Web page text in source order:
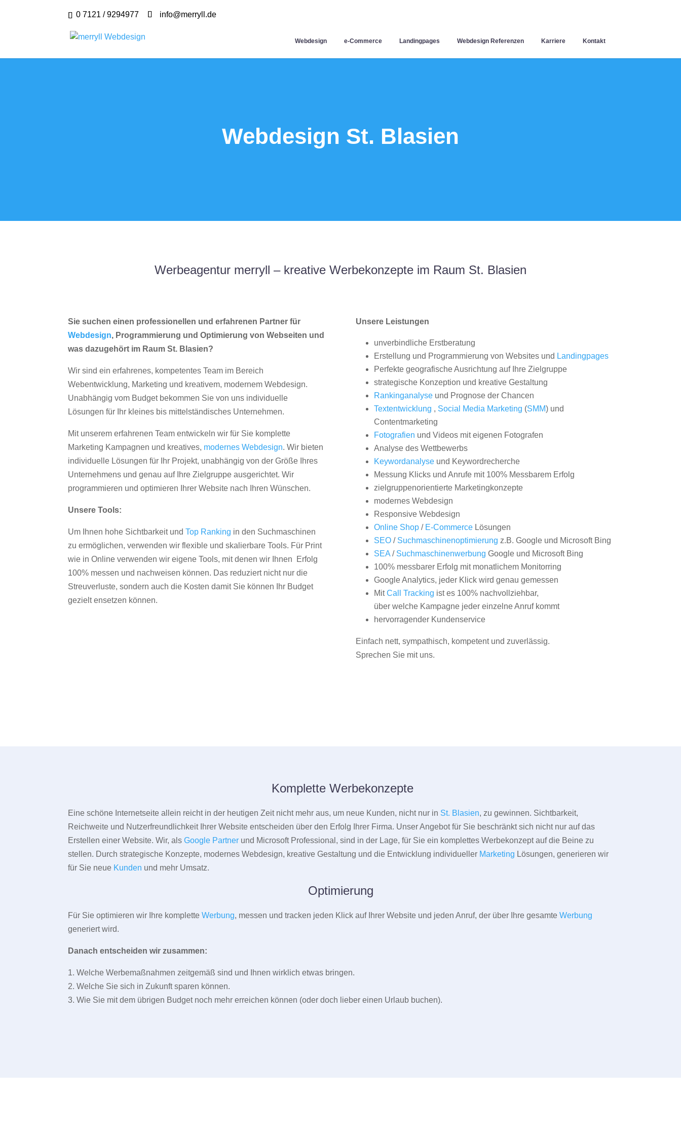
0 7121 / 9294977 info@merryll.de
Webdesign e-Commerce Landingpages Webdesign Referenzen Karriere Kontakt
Webdesign St. Blasien
Werbeagentur merryll – kreative Werbekonzepte im Raum St. Blasien
Sie suchen einen professionellen und erfahrenen Partner für
Webdesign, Programmierung und Optimierung von Webseiten und
was dazugehört im Raum St. Blasien?
Wir sind ein erfahrenes, kompetentes Team im Bereich
Webentwicklung, Marketing und kreativem, modernem Webdesign.
Unabhängig vom Budget bekommen Sie von uns individuelle
Lösungen für Ihr kleines bis mittelständisches Unternehmen.
Mit unserem erfahrenen Team entwickeln wir für Sie komplette
Marketing Kampagnen und kreatives, modernes Webdesign. Wir bieten
individuelle Lösungen für Ihr Projekt, unabhängig von der Größe Ihres
Unternehmens und genau auf Ihre Zielgruppe ausgerichtet. Wir
programmieren und optimieren Ihrer Website nach Ihren Wünschen.
Unsere Tools:
Um Ihnen hohe Sichtbarkeit undTop Ranking in den Suchmaschinen
zu ermöglichen, verwenden wir flexible und skalierbare Tools. Für Print
wie in Online verwenden wir eigene Tools, mit denen wir Ihnen Erfolg
100% messen und nachweisen können. Das reduziert nicht nur die
Streuverluste, sondern auch die Kosten damit Sie können Ihr Budget
gezielt ensetzen können.
Unsere Leistungen
unverbindliche Erstberatung
Erstellung und Programmierung von Websites und Landingpages
Perfekte geografische Ausrichtung auf Ihre Zielgruppe
strategische Konzeption und kreative Gestaltung
Rankinganalyseund Prognose der Chancen
Textentwicklung , Social Media Marketing (SMM) und
Contentmarketing
Fotografien und Videos mit eigenen Fotografen
Analyse des Wettbewerbs
Keywordanalyseund Keywordrecherche
Messung Klicks und Anrufe mit 100% Messbarem Erfolg
zielgruppenorientierte Marketingkonzepte
modernes Webdesign
Responsive Webdesign
Online Shop/ E-CommerceLösungen
SEO/ Suchmaschinenoptimierung z.B. Google und Microsoft Bing
SEA/ Suchmaschinenwerbung Google und Microsoft Bing
100% messbarer Erfolg mit monatlichem Monitorring
Google Analytics, jeder Klick wird genau gemessen
MitCall Tracking ist es 100% nachvollziehbar,
über welche Kampagne jeder einzelne Anruf kommt
hervorragender Kundenservice
Einfach nett, sympathisch, kompetent und zuverlässig.
Sprechen Sie mit uns.
Komplette Werbekonzepte
Eine schöne Internetseite allein reicht in der heutigen Zeit nicht mehr aus, um neue Kunden, nicht nur in St. Blasien, zu gewinnen. Sichtbarkeit,
Reichweite und Nutzerfreundlichkeit Ihrer Website entscheiden über den Erfolg Ihrer Firma. Unser Angebot für Sie beschränkt sich nicht nur auf das
Erstellen einer Website. Wir, alsGoogle Partner und Microsoft Professional, sind in der Lage, für Sie ein komplettes Werbekonzept auf die Beine zu
stellen. Durch strategische Konzepte, modernes Webdesign, kreative Gestaltung und die Entwicklung individueller Marketing Lösungen, generieren wir
für Sie neue Kunden und mehr Umsatz.
Optimierung
Für Sie optimieren wir Ihre kompletteWerbung, messen und tracken jeden Klick auf Ihrer Website und jeden Anruf, der über Ihre gesamteWerbung
generiert wird.
Danach entscheiden wir zusammen:
1. Welche Werbemaßnahmen zeitgemäß sind und Ihnen wirklich etwas bringen.
2. Welche Sie sich in Zukunft sparen können.
3. Wie Sie mit dem übrigen Budget noch mehr erreichen können (oder doch lieber einen Urlaub buchen).